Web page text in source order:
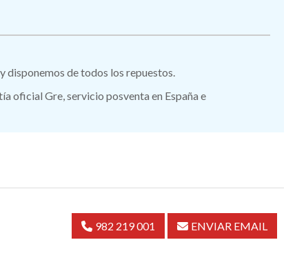
disponemos de todos los repuestos.
oficial Gre, servicio posventa en España e
982 219 001 ENVIAR EMAIL